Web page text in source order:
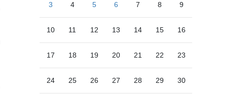
3 4 5 6 7 8 9
10 11 12 13 14 15 16
17 18 19 20 21 22 23
24 25 26 27 28 29 30